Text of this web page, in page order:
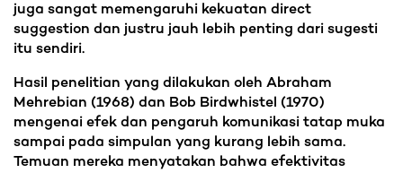
juga sangat memengaruhi kekuatan direct
suggestion dan justru jauh lebih penting dari sugesti
itu sendiri.
Hasil penelitian yang dilakukan oleh Abraham
Mehrebian (1968) dan Bob Birdwhistel (1970)
mengenai efek dan pengaruh komunikasi tatap muka
sampai pada simpulan yang kurang lebih sama.
Temuan mereka menyatakan bahwa efektivitas